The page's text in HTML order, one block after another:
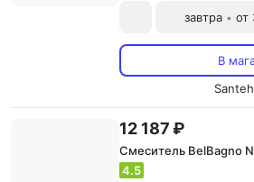
завтра • от
В
12 187 ₽
Смеситель BelBagno
4.5